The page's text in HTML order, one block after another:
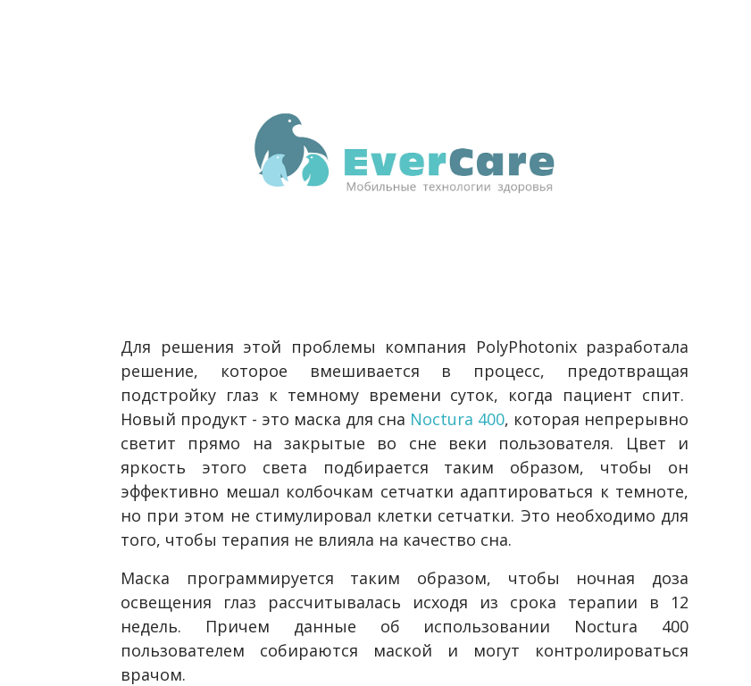
Для решения этой проблемы компания PolyPhotonix разработала
решение, которое вмешивается в процесс, предотвращая
подстройку глаз к темному времени суток, когда пациент спит.
Новый продукт - это маска для сна Noctura 400, которая непрерывно
светит прямо на закрытые во сне веки пользователя. Цвет и
яркость этого света подбирается таким образом, чтобы он
эффективно мешал колбочкам сетчатки адаптироваться к темноте,
но при этом не стимулировал клетки сетчатки. Это необходимо для
того, чтобы терапия не влияла на качество сна.
Маска программируется таким образом, чтобы ночная доза
освещения глаз рассчитывалась исходя из срока терапии в 12
недель. Причем данные об использовании Noctura 400
пользователем собираются маской и могут контролироваться
врачом.